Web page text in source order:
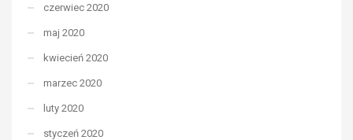
czerwiec 2020
maj 2020
kwiecień 2020
marzec 2020
luty 2020
styczeń 2020